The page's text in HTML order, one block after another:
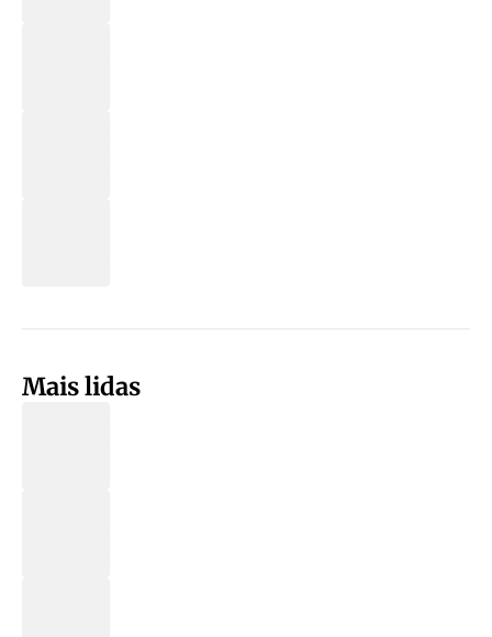
Mais lidas